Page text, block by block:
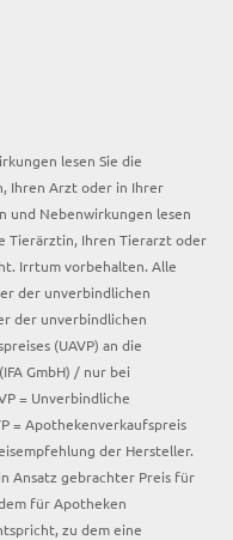
lesen Sie die
Ihren Arzt oder in Ihrer
und Nebenwirkungen lesen
Tierärztin, Ihren Tierarzt oder
Irrtum vorbehalten. Alle
der unverbindlichen
der unverbindlichen
(UAVP) an die
GmbH) / nur bei
= Unverbindliche
= Apothekenverkaufspreis
der Hersteller.
Ansatz gebrachter Preis für
für Apotheken
zu dem eine